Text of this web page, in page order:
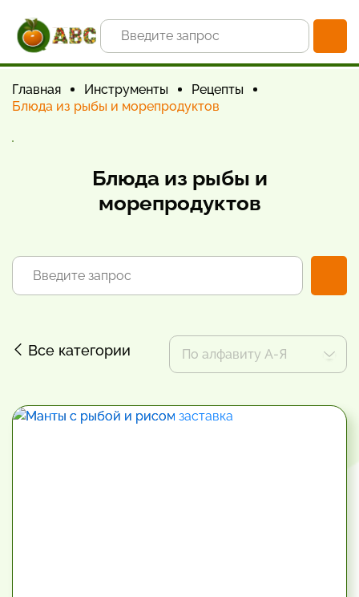
Главная Инструменты
Рецепты
Блюда из рыбы и морепродуктов
Блюда из рыбы и
морепродуктов
Все категории По алфавиту А-Я
По алфавиту А-Я